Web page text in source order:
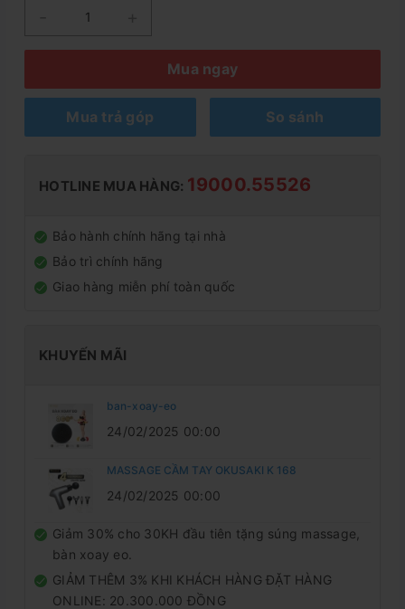
Mua ngay
Mua trả góp So sánh
HOTLINE MUA HÀNG: 19000.55526
Bảo hành chính hãng tại nhà
Bảo trì chính hãng
Giao hàng miễn phí toàn quốc
KHUYẾN MÃI
ban-xoay-eo
24/02/2025 00:00
MASSAGE CẦM TAY OKUSAKI K 168
24/02/2025 00:00
Giảm 30% cho 30KH đầu tiên tặng súng massage,
bàn xoay eo.
GIẢM THÊM 3% KHI KHÁCH HÀNG ĐẶT HÀNG
ONLINE: 20.300.000 ĐỒNG